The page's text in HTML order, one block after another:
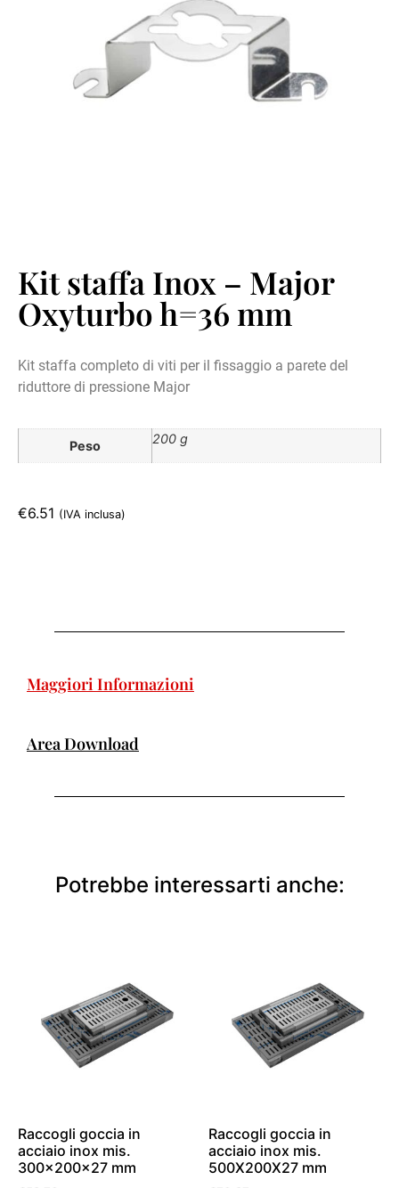
Kit staffa Inox – Major
Oxyturbo h=36 mm
Kit staffa completo di viti per il fissaggio a parete del
riduttore di pressione Major
Peso 200 g
€6.51 (IVA inclusa)
Maggiori Informazioni
Area Download
Potrebbe interessarti anche:
Raccogli goccia in
acciaio inox mis.
300x200x27 mm
Raccogli goccia in
acciaio inox mis.
500X200X27 mm